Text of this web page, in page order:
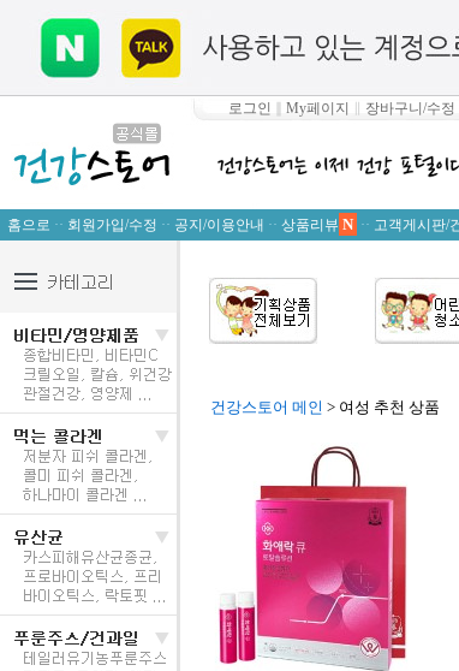
로그인 My페이지 장바구니/수정
홈으로 ·· 회원가입/수정 ·· 공지/이용안내 ·· 상품리뷰 N ·· 고객게시판/
건강스토어 메인 > 여성 추천 상품